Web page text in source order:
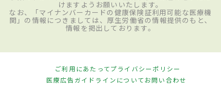
けますようお願いいたします。
なお、「マイナンバーカードの健康保険証利用可能な医療機
関」の情報につきましては、厚生労働省の情報提供のもと、
情報を掲出しております。
ご利用にあたってプライバシーポリシー
医療広告ガイドラインについてお問い合わせ